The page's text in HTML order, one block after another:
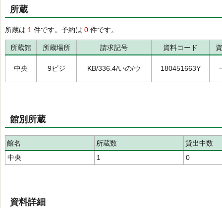
所蔵
所蔵は 1 件です。予約は 0 件です。
所蔵館 所蔵場所 請求記号 資料コード
中央 9ビジ KB/336.4/いの/ウ 180451663Y
館別所蔵
館名 所蔵数
貸出中数
中央
1 0
資料詳細